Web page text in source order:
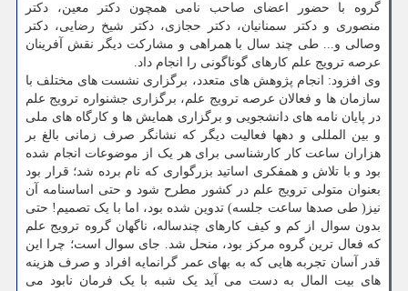
گروه با حضور اعضای صاحب نامی همچون دکتر معین، دکتر
منصوری و دکتر سمنانیان، دکتر حجازی، دکتر شیخ رضایی، دکتر
وصالی و... طی چند سال با همراهی و مشارکت دیگر نقش آفرینان
عرصه ترویج علم کارهای گوناگونی را انجام داد.
وی افزود: انجام پژوهش های متعدد، برگزاری نشست های مختلف با
سازمان ها و فعالان عرصه ترویج علم، برگزاری جشنواره ترویج علم
در پایان نامه های دانشجویی و برگزاری همایش ها و کارگاه های ملی
و بین المللی و دهها فعالیت دیگر که نشانگر صرف زمانی بالغ بر
هزاران ساعت کار کارشناسی برای هر یک از موضوعات انجام شده
بود و با تلاش و همفکری اساتید بزرگواری که نام برده شد؛ قرار بود
بعنوان متولی ترویج علم در کشور مطرح شود و حتی اساسنامه آن
نیز( طی صدها ساعت جلسه) تدوین شده بود، اما با یک تصمیم! حتی
بدون سوال از کم و کیف کارهای چندساله، ناگهان گروه ترویج علم
که فعال ترین گروه مرکز بود، منحل شد. جای سوال است؛ چرا این
قدر آسان تجربه هایی که به بهای عمر گرانمایه افراد و صرف هزینه
های بیت المال به دست می آید یک شبه با یک فرمان نابود می